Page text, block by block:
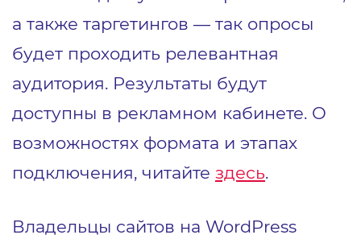
а также таргетингов — так опросы
будет проходить релевантная
аудитория. Результаты будут
доступны в рекламном кабинете. О
возможностях формата и этапах
подключения, читайте здесь.
Владельцы сайтов на WordPress